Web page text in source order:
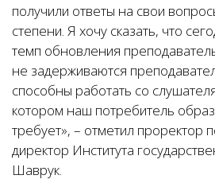
получили ответы на свои
степени. Я хочу сказать, что
темп обновления
не задерживаются
способны работать со
котором наш потребитель
требует», – отметил проректор
директор Института
Шаврук.